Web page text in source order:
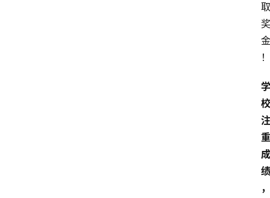
取
奖
金
！
学
校
注
重
成
绩
，